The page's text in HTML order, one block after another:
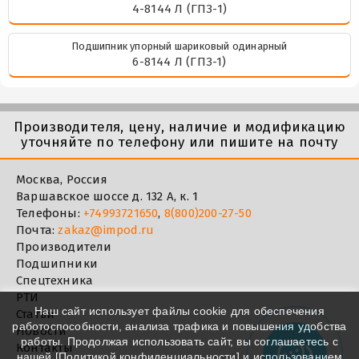
4-8144 Л (ГПЗ-1)
Подшипник упорный шариковый одинарный
6-8144 Л (ГПЗ-1)
Производителя, цену, наличие и модификацию
уточняйте по телефону или пишите на почту
Москва, Россия
Варшавское шоссе д. 132 А, к. 1
Телефоны: +74993721650, 8(800)200-27-50
Почта:zakaz@impod.ru
Производители
Подшипники
Спецтехника
РТИ
Статьи
Новости
Контакты
Наш сайт использует файлы cookie для обеспечения
работоспособности, анализа трафика и повышения удобства
работы. Продолжая использовать сайт, вы соглашаетесь с